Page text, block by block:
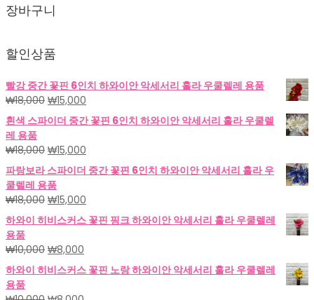
장바구니
할인상품
빨강 중간 꽃핀 6인치 하와이안 악세서리 훌라 우쿨렐레 용품
₩18,000 원
래
가
격:
₩18,000.
₩15,000
재
가
₩15,000.
흰색 스파이더 중간 꽃핀 6인치 하와이안 악세서리 훌라 우쿨렐
레 용품
₩18,000 원
래
가
격:
₩18,000.
₩15,000
재
가
₩15,000.
파랑보라 스파이더 중간 꽃핀 6인치 하와이안 악세서리 훌라 우
쿨렐레 용품
₩18,000 원
래
가
격:
₩18,000.
₩15,000
재
가
하와이 히비스커스 꽃핀 핑크 하와이안 악세서리 훌라 우쿨렐레
용품
₩10,000 원
래
가
격:
₩8,000
재
가
하와이 히비스커스 꽃핀 노랑 하와이안 악세서리 훌라 우쿨렐레
용품